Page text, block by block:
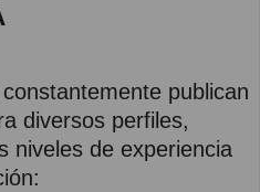
publican
diversos perfiles,
niveles de experiencia